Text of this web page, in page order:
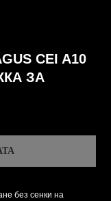
CEI A10
ЗА
без сенки на